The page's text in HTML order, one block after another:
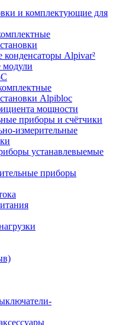
и комплектующие для
Alpivar²
Alpibloc
мощности
приборы и счётчики
измерительные
устанавлевыемые
приборы